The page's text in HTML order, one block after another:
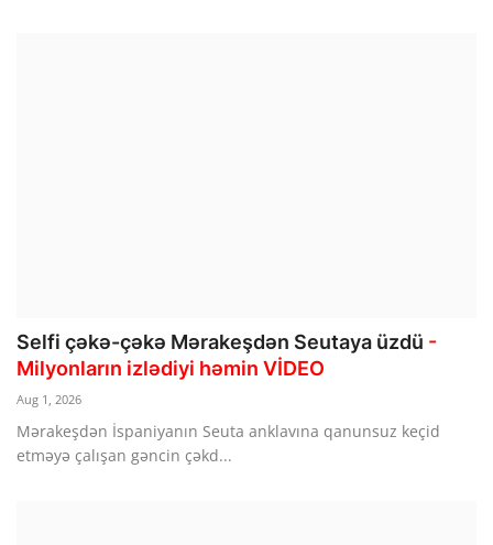
Selfi çəkə-çəkə Mərakeşdən Seutaya üzdü -
Milyonların izlədiyi həmin VİDEO
Aug 1, 2026
Mərakeşdən İspaniyanın Seuta anklavına qanunsuz keçid
etməyə çalışan gəncin çəkd...